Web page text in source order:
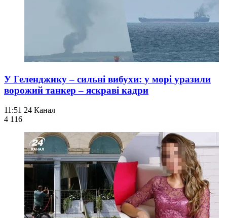
У Геленджику – сильні вибухи: у морі уразили
ворожий танкер – яскраві кадри
11:51 24 Канал
4 116